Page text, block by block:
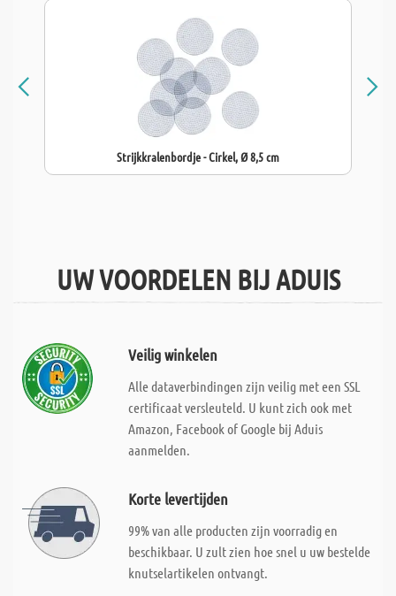
Strijkkralenbordje - Cirkel, Ø 8,5 cm
UW VOORDELEN BIJ ADUIS
Veilig winkelen
Alle dataverbindingen zijn veilig met een SSL
certificaat versleuteld. U kunt zich ook met
Amazon, Facebook of Google bij Aduis
aanmelden.
Korte levertijden
99% van alle producten zijn voorradig en
beschikbaar. U zult zien hoe snel u uw bestelde
knutselartikelen ontvangt.